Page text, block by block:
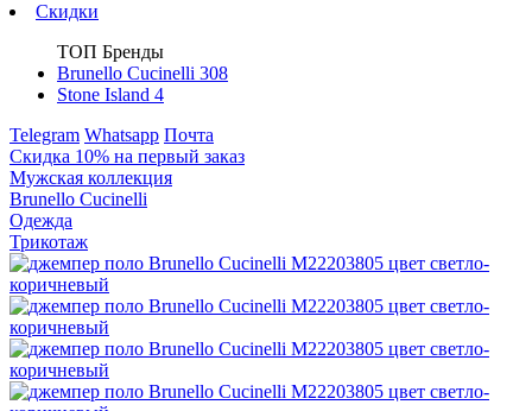
Скидки
ТОП Бренды
Brunello Cucinelli 308
Stone Island 4
Telegram Whatsapp Почта
Скидка 10% на первый заказ
Мужская коллекция
Brunello Cucinelli
Одежда
Трикотаж